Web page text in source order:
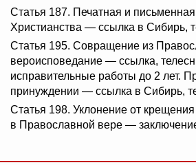
Статья 187. Печатная и письменная
Христианства — ссылка в Сибирь,
Статья 195. Совращение из
вероисповедание — ссылка,
исправительные работы до 2 лет.
принуждении — ссылка в Сибирь,
Статья 198. Уклонение от
в Православной вере —